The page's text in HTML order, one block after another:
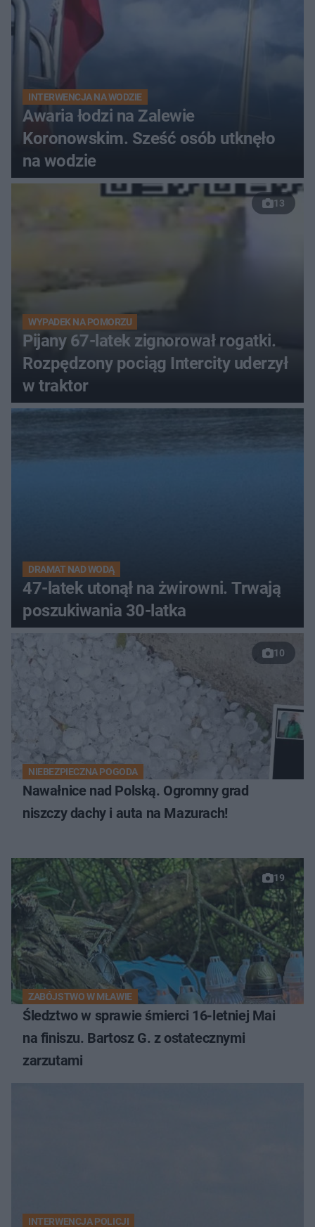
INTERWENCJA NA WODZIE
Awaria łodzi na Zalewie
Koronowskim. Sześć osób utknęło
na wodzie
13
WYPADEK NA POMORZU
Pijany 67-latek zignorował rogatki.
Rozpędzony pociąg Intercity uderzył
w traktor
DRAMAT NAD WODĄ
47-latek utonął na żwirowni. Trwają
poszukiwania 30-latka
10
NIEBEZPIECZNA POGODA
Nawałnice nad Polską. Ogromny grad
niszczy dachy i auta na Mazurach!
19
ZABÓJSTWO W MŁAWIE
Śledztwo w sprawie śmierci 16-letniej Mai
na finiszu. Bartosz G. z ostatecznymi
zarzutami
INTERWENCJA POLICJI